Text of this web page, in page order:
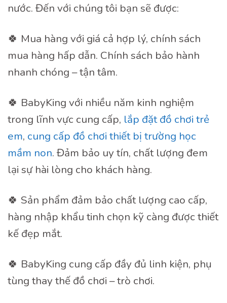
nước. Đến với chúng tôi bạn sẽ được:
🍀 Mua hàng với giá cả hợp lý, chính sách
mua hàng hấp dẫn. Chính sách bảo hành
nhanh chóng – tận tâm.
🍀 BabyKing với nhiều năm kinh nghiệm
trong lĩnh vực cung cấp, lắp đặt đồ chơi trẻ
em, cung cấp đồ chơi thiết bị trường học
mầm non. Đảm bảo uy tín, chất lượng đem
lại sự hài lòng cho khách hàng.
🍀 Sản phẩm đảm bảo chất lượng cao cấp,
hàng nhập khẩu tinh chọn kỹ càng được thiết
kế đẹp mắt.
🍀 BabyKing cung cấp đầy đủ linh kiện, phụ
tùng thay thế đồ chơi – trò chơi.